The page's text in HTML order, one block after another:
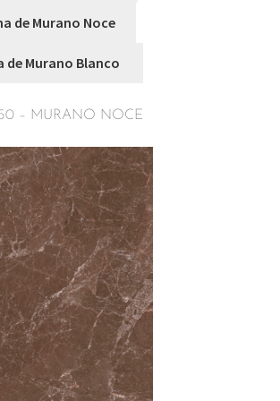
– MURANO NOCE